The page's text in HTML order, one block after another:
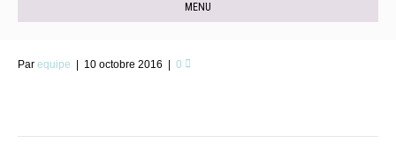
MENU
Par equipe 10 octobre 2016 0